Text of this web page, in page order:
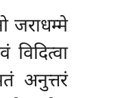
जराधम्मे
अनुत्तरं